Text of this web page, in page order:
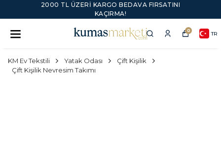
2000 TL ÜZERI KARGO BEDAVA FIRSATINI
KAÇIRMA!
0 TR
KM Ev Tekstili Yatak Odası
Çift Kişilik
Çift Kişilik Nevresim Takımı